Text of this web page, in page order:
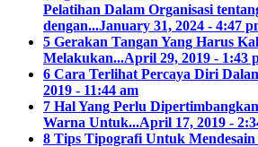
Pelatihan Dalam Organisasi
dengan...January 31, 2024 - 4:47
5 Gerakan Tangan Yang Harus
Melakukan...April 29, 2019 - 1:43
6 Cara Terlihat Percaya Diri
2019 - 11:44 am
7 Hal Yang Perlu
Warna Untuk...April 17, 2019 -
8 Tips Tipografi Untuk Mendesain